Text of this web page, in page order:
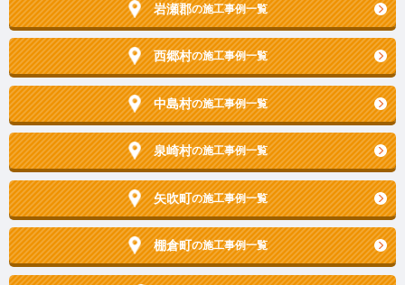
岩瀬郡の施工事例一覧
西郷村の施工事例一覧
中島村の施工事例一覧
泉崎村の施工事例一覧
矢吹町の施工事例一覧
棚倉町の施工事例一覧